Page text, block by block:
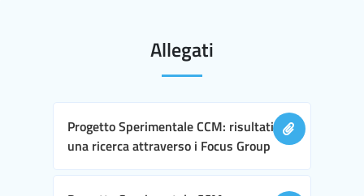
Allegati
Progetto Sperimentale CCM: risultati di
una ricerca attraverso i Focus Group